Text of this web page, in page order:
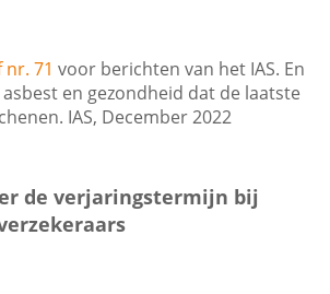
71 voor berichten van het IAS. En
en gezondheid dat de laatste
IAS, December 2022
de verjaringstermijn bij